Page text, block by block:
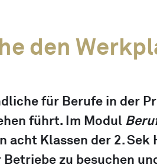
den
für Berufe in der
führt. Im Modul
acht Klassen der 2. Sek
zu besuchen